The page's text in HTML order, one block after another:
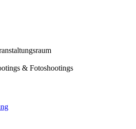
& Fotoshootings